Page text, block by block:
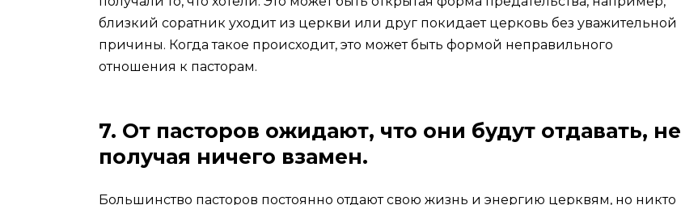
близкий соратник уходит из церкви или друг покидает церковь без уважительной
причины. Когда такое происходит, это может быть формой неправильного
отношения к пасторам.
7. От пасторов ожидают, что они будут отдавать, не
получая ничего взамен.
Большинство пасторов постоянно отдают свою жизнь и энергию церквям, но никто